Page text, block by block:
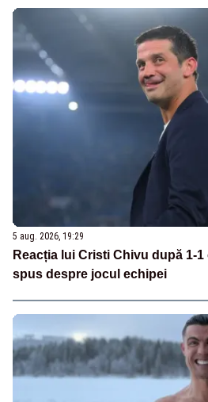
5 aug. 2026, 19:29
Reacția lui Cristi Chivu după 1-1
spus despre jocul echipei